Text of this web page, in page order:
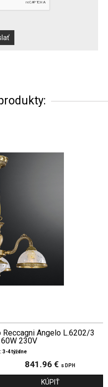
Angelo L.6202/3
230V
3-4 týždne
841.96 € s DPH